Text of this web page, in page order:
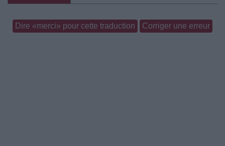
Dire «merci» pour cette traduction Corriger une erreur